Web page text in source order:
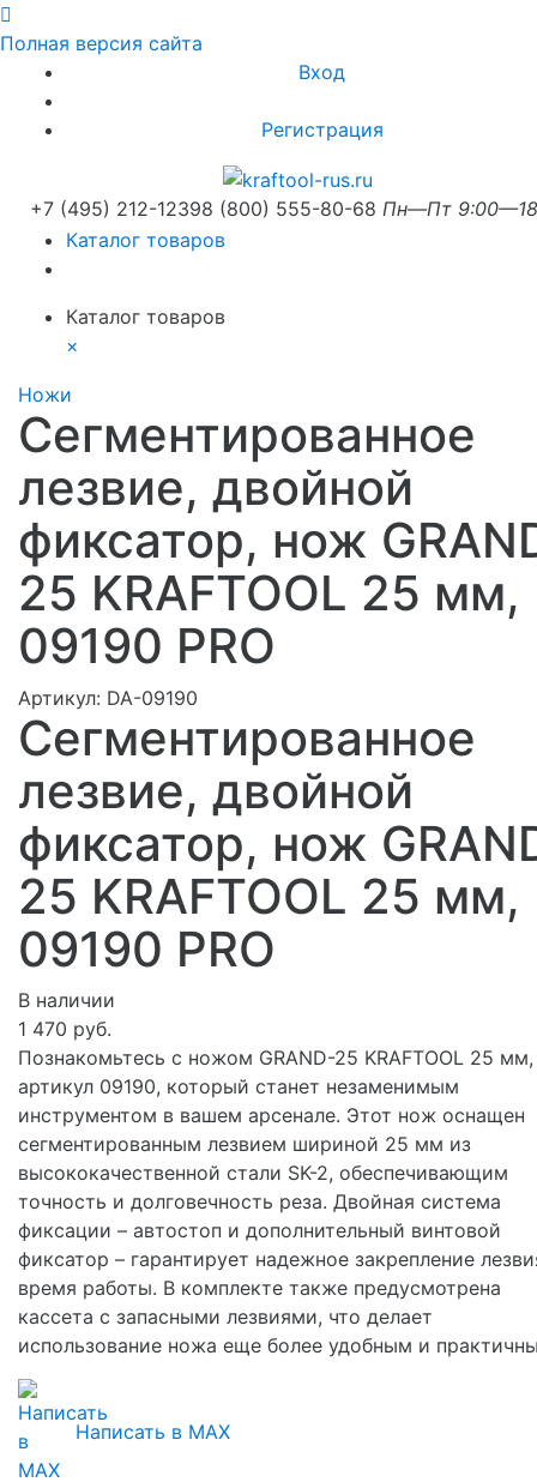
Полная версия сайта
Вход
Регистрация
+7 (495) 212-12398 (800) 555-80-68 Пн—Пт
Каталог товаров
Каталог товаров
×
Ножи
Сегментированное
лезвие, двойной
фиксатор, нож
25 KRAFTOOL 25 мм,
09190 PRO
Артикул: DA-09190
Сегментированное
лезвие, двойной
фиксатор, нож
25 KRAFTOOL 25 мм,
09190 PRO
В наличии
1 470 руб.
Познакомьтесь с ножом GRAND-25 KRAFTOOL 25 мм,
артикул 09190, который станет незаменимым
инструментом в вашем арсенале. Этот нож оснащен
сегментированным лезвием шириной 25 мм из
высококачественной стали SK-2, обеспечивающим
точность и долговечность реза. Двойная система
фиксации – автостоп и дополнительный винтовой
фиксатор – гарантирует надежное закрепление
время работы. В комплекте также предусмотрена
кассета с запасными лезвиями, что делает
использование ножа еще более удобным и
Написать в MAX